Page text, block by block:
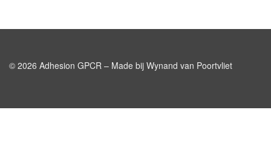
© 2026 Adhesion GPCR – Made bij Wynand van Poortvliet